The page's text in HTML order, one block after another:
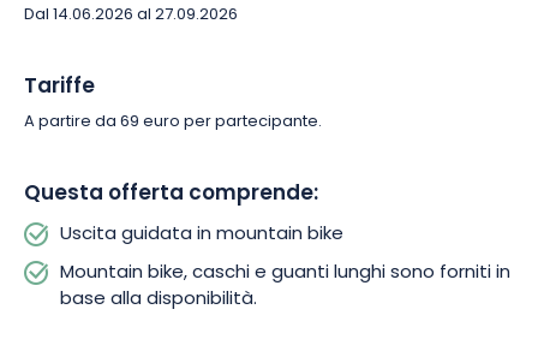
Dal 14.06.2026 al 27.09.2026
Tariffe
A partire da 69 euro per partecipante.
Questa offerta comprende:
Uscita guidata in mountain bike
Mountain bike, caschi e guanti lunghi sono forniti in
base alla disponibilità.